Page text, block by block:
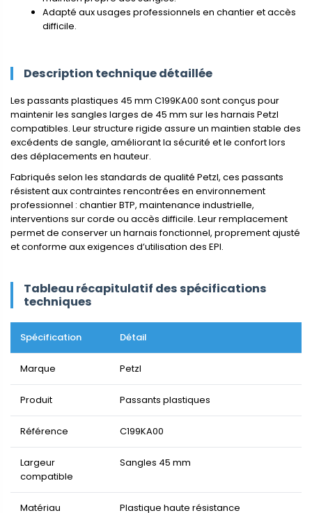
Adapté aux usages professionnels en chantier et accès
difficile.
Description technique détaillée
Les passants plastiques 45 mm C199KA00 sont conçus pour
maintenir les sangles larges de 45 mm sur les harnais Petzl
compatibles. Leur structure rigide assure un maintien stable des
excédents de sangle, améliorant la sécurité et le confort lors
des déplacements en hauteur.
Fabriqués selon les standards de qualité Petzl, ces passants
résistent aux contraintes rencontrées en environnement
professionnel : chantier BTP, maintenance industrielle,
interventions sur corde ou accès difficile. Leur remplacement
permet de conserver un harnais fonctionnel, proprement ajusté
et conforme aux exigences d’utilisation des EPI.
Tableau récapitulatif des spécifications
techniques
Spécification Détail
Marque Petzl
Produit Passants plastiques
Référence C199KA00
Largeur
compatible
Sangles 45 mm
Matériau Plastique haute résistance